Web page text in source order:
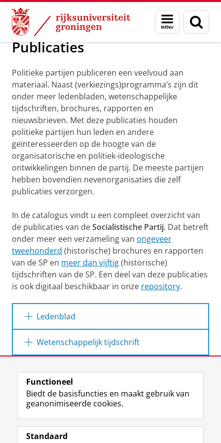
Skip
Content
Skip
Navigation
Menu
en
zoeken
Onderzoek Collecties
Publicaties
Politieke partijen publiceren een veelvoud aan
materiaal. Naast (verkiezings)programma’s zijn dit
onder meer ledenbladen, wetenschappelijke
tijdschriften, brochures, rapporten en
nieuwsbrieven. Met deze publicaties houden
politieke partijen hun leden en andere
geïnteresseerden op de hoogte van de
organisatorische en politiek-ideologische
ontwikkelingen binnen de partij. De meeste partijen
hebben bovendien nevenorganisaties die zelf
publicaties verzorgen.
In de catalogus vindt u een compleet overzicht van
de publicaties van deSocialistische Partij. Dat betreft
onder meer een verzameling van ongeveer
tweehonderd (historische) brochures en rapporten
van de SP en meer dan vijftig(historische)
tijdschriften van de SP. Een deel van deze publicaties
is ook digitaal beschikbaar in onze repository.
Ledenblad
Omslag van De
Tribune, 1972
(nummer 4)
Wetenschappelijk tijdschrift
Omslag van
Spanning,
Laatst gewijzigd: 26 maart 2025 15:38
Volg de RUG
F
a
L
i
R
S
I
n
Y
o
Functioneel
Biedt de basisfuncties en maakt gebruik van
geanonimiseerde cookies.
Standaard